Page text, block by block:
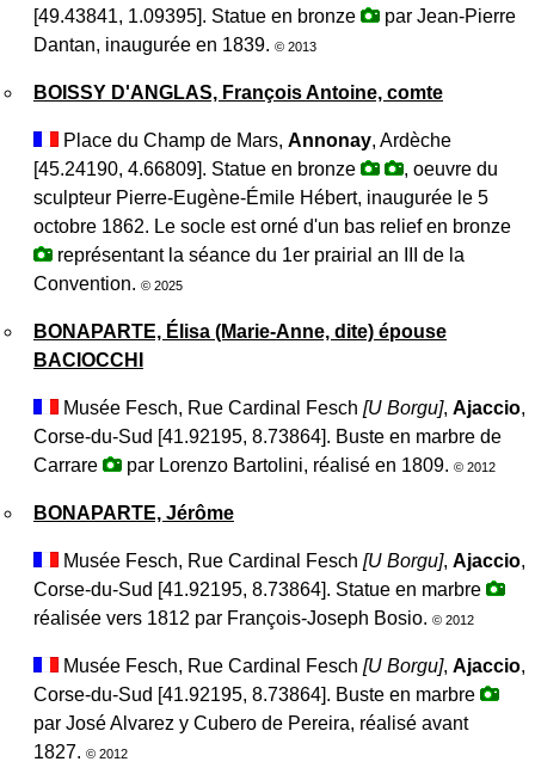
[49.43841, 1.09395]. Statue en bronze
par Jean-Pierre
Dantan, inaugurée en 1839. © 2013
BOISSY D'ANGLAS, François Antoine, comte
Place du Champ de Mars, Annonay, Ardèche
[45.24190, 4.66809]. Statue en bronze
, oeuvre du
sculpteur Pierre-Eugène-Émile Hébert, inaugurée le 5
octobre 1862. Le socle est orné d'un bas relief en bronze
représentant la séance du 1er prairial an III de la
Convention. © 2025
BONAPARTE, Élisa (Marie-Anne, dite) épouse
BACIOCCHI
Musée Fesch, Rue Cardinal Fesch [U Borgu], Ajaccio,
Corse-du-Sud [41.92195, 8.73864]. Buste en marbre de
Carrare
par Lorenzo Bartolini, réalisé en 1809. © 2012
BONAPARTE, Jérôme
Musée Fesch, Rue Cardinal Fesch [U Borgu], Ajaccio,
Corse-du-Sud [41.92195, 8.73864]. Statue en marbre
réalisée vers 1812 par François-Joseph Bosio. © 2012
Musée Fesch, Rue Cardinal Fesch [U Borgu], Ajaccio,
Corse-du-Sud [41.92195, 8.73864]. Buste en marbre
par José Alvarez y Cubero de Pereira, réalisé avant
1827. © 2012